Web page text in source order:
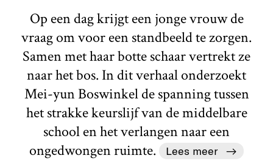
Op een dag krijgt een jonge vrouw de
vraag om voor een standbeeld te zorgen.
Samen met haar botte schaar vertrekt ze
naar het bos. In dit verhaal onderzoekt
Mei-yun Boswinkel de spanning tussen
het strakke keurslijf van de middelbare
school en het verlangen naar een
ongedwongen ruimte.
Lees meer